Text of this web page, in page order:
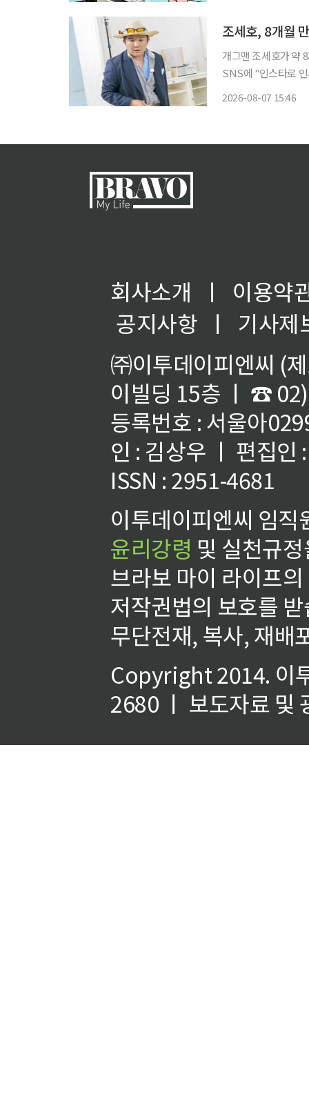
조세호, 8개월
개그맨 조세호가 약 8개월
SNS에 "인스타로
2026-08-07 15:46
회사소개 ㅣ
이용약
공지사항
ㅣ
기사제
㈜이투데이피엔씨 (
이빌딩 15층 ㅣ ☎
등록번호 : 서울아
인 : 김상우 ㅣ 편집인
ISSN : 2951-4681
이투데이피엔씨 임
윤리강령 및 실천규
브라보 마이 라이프
저작권법의 보호를
무단전재, 복사, 재배
Copyright 2014. 이
2680 ㅣ 보도자료